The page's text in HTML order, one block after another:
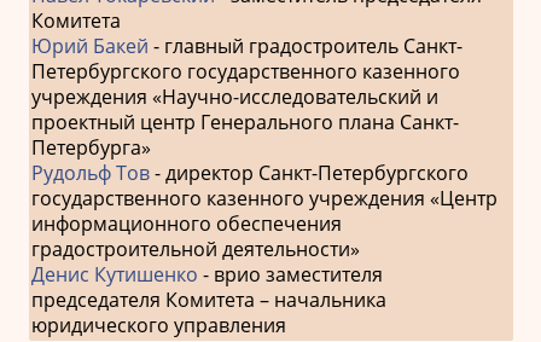
Комитета
Юрий Бакей - главный градостроитель Санкт-
Петербургского государственного казенного
учреждения «Научно-исследовательский и
проектный центр Генерального плана Санкт-
Петербурга»
Рудольф Тов- директор Санкт-Петербургского
государственного казенного учреждения «Центр
информационного обеспечения
градостроительной деятельности»
Денис Кутишенко - врио заместителя
председателя Комитета – начальника
юридического управления